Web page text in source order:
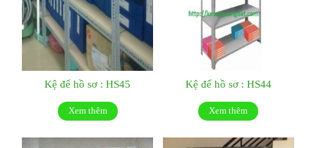
Kệ để hồ sơ : HS45
Xem thêm
Kệ để hồ sơ : HS44
Xem thêm